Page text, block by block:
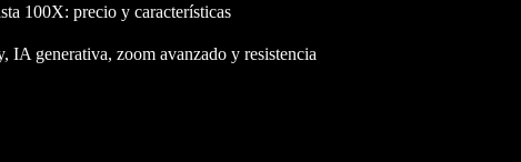
100X: precio y características
generativa, zoom avanzado y resistencia